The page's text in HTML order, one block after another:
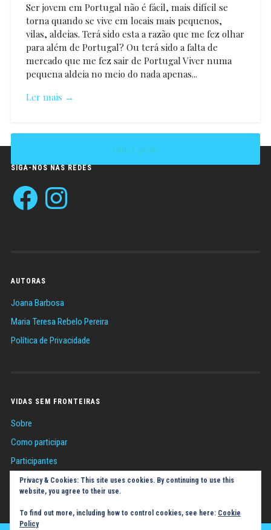
Ser jovem em Portugal não é fácil, mais difícil se
torna quando se vive em locais mais pequenos,
vilas, aldeias. Terá sido esta a razão que me fez olhar
para além de Portugal? Ou terá sido a falta de
mercado que me fez sair de Portugal Viver numa
pequena aldeia no meio do nada apenas...
Ler mais →
Older posts
SIGA-NOS NAS REDES
Facebook Instagram
AUTORAS
Joana Barbosa
Maria Teresa Rebelo Pereira
Política de Privacidade
VIDAS SEM FRONTEIRAS
Sobre
Como participar
Participantes
Sugestões
Política de Cookies (UE)
Privacy & Cookies: This site uses cookies. By continuing to use this
website, you agree to their use.
To find out more, including how to control cookies, see here: Cookie
Policy